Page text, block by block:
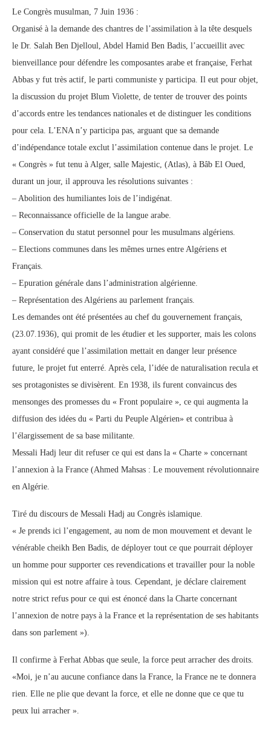
Le Congrès musulman, 7 Juin 1936 :
Organisé à la demande des chantres de l’assimilation à la tête desquels
le Dr. Salah Ben Djelloul, Abdel Hamid Ben Badis, l’accueillit avec
bienveillance pour défendre les composantes arabe et française, Ferhat
Abbas y fut très actif, le parti communiste y participa. Il eut pour objet,
la discussion du projet Blum Violette, de tenter de trouver des points
d’accords entre les tendances nationales et de distinguer les conditions
pour cela. L’ENA n’y participa pas, arguant que sa demande
d’indépendance totale exclut l’assimilation contenue dans le projet. Le
« Congrès » fut tenu à Alger, salle Majestic, (Atlas), à Bâb El Oued,
durant un jour, il approuva les résolutions suivantes :
– Abolition des humiliantes lois de l’indigénat.
– Reconnaissance officielle de la langue arabe.
– Conservation du statut personnel pour les musulmans algériens.
– Elections communes dans les mêmes urnes entre Algériens et
Français.
– Epuration générale dans l’administration algérienne.
– Représentation des Algériens au parlement français.
Les demandes ont été présentées au chef du gouvernement français,
(23.07.1936), qui promit de les étudier et les supporter, mais les colons
ayant considéré que l’assimilation mettait en danger leur présence
future, le projet fut enterré. Après cela, l’idée de naturalisation recula et
ses protagonistes se divisèrent. En 1938, ils furent convaincus des
mensonges des promesses du « Front populaire », ce qui augmenta la
diffusion des idées du « Parti du Peuple Algérien» et contribua à
l’élargissement de sa base militante.
Messali Hadj leur dit refuser ce qui est dans la « Charte » concernant
l’annexion à la France (Ahmed Mahsas : Le mouvement révolutionnaire
en Algérie.
Tiré du discours de Messali Hadj au Congrès islamique.
« Je prends ici l’engagement, au nom de mon mouvement et devant le
vénérable cheikh Ben Badis, de déployer tout ce que pourrait déployer
un homme pour supporter ces revendications et travailler pour la noble
mission qui est notre affaire à tous. Cependant, je déclare clairement
notre strict refus pour ce qui est énoncé dans la Charte concernant
l’annexion de notre pays à la France et la représentation de ses habitants
dans son parlement »).
Il confirme à Ferhat Abbas que seule, la force peut arracher des droits.
«Moi, je n’au aucune confiance dans la France, la France ne te donnera
rien. Elle ne plie que devant la force, et elle ne donne que ce que tu
peux lui arracher ».